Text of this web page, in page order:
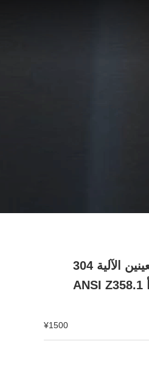
BH30-1012ZPW محطة غسل العينين الآلية 304
¥1500